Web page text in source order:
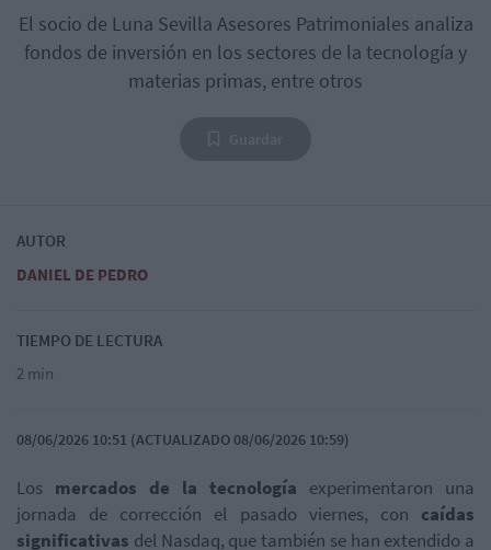
El socio de Luna Sevilla Asesores Patrimoniales analiza
fondos de inversión en los sectores de la tecnología y
materias primas, entre otros
AUTOR
DANIEL DE PEDRO
TIEMPO DE LECTURA
2 min
08/06/2026 10:51 (ACTUALIZADO 08/06/2026 10:59)
Los mercados de la tecnología experimentaron una
jornada de corrección el pasado viernes, con caídas
significativas del Nasdaq, que también se han extendido a